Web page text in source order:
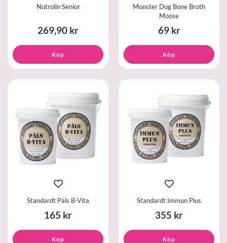
Nutrolin Senior
269,90 kr
Köp
Monster Dog Bone Broth
Moose
69 kr
Köp
Standardt Päls B-Vita
165 kr
Köp
Standardt Immun Plus
355 kr
Köp